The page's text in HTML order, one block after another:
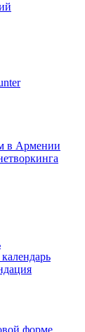
в Армении
форме